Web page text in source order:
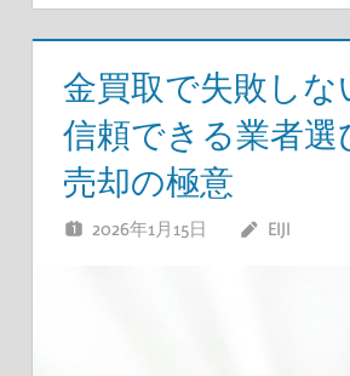
金買取で失敗しな
信頼できる業者選
売却の極意
2026年1月15日 EIJI